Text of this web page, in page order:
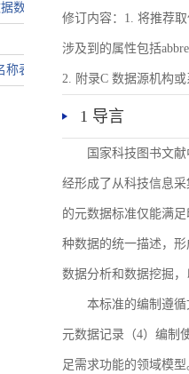
数据唯一标识符规则
表
修订内容：1. 将推荐
涉及到的属性包括
2. 附录C 数据源机构或
1 导言
国家科技图书文
经形成了从科技信息
的元数据标准仅能满
种数据的统一描述，
数据分析和数据挖掘
本标准的编制遵
元数据记录（4）编制
足需求功能的领域模